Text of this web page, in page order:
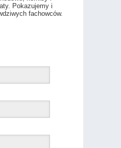
Pokazujemy i
fachowców.